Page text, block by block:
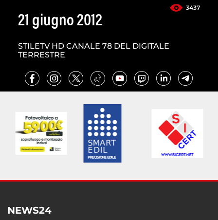
3437
21 giugno 2012
STILETV HD CANALE 78 DEL DIGITALE
TERRESTRE
NEWS24